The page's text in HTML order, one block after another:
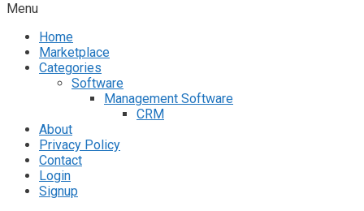
Menu
Home
Marketplace
Categories
Software
Management Software
CRM
About
Privacy Policy
Contact
Login
Signup